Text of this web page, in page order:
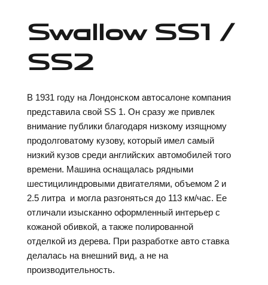
Swallow SS1 /
SS2
В 1931 году на Лондонском автосалоне компания
представила свой SS 1. Он сразу же привлек
внимание публики благодаря низкому изящному
продолговатому кузову, который имел самый
низкий кузов среди английских автомобилей того
времени. Машина оснащалась рядными
шестицилиндровыми двигателями, объемом 2 и
2.5 литра и могла разгоняться до 113 км/час. Ее
отличали изысканно оформленный интерьер с
кожаной обивкой, а также полированной
отделкой из дерева. При разработке авто ставка
делалась на внешний вид, а не на
производительность.